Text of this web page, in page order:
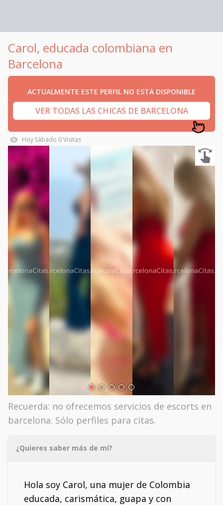
Carol, educada colombiana en
Barcelona
ACTUALMENTE ESTE PERFIL NO ESTÁ DISPONIBLE
VER TODAS LAS CHICAS DE BARCELONA
Hoy Sábado 0Visitas
Recuerda: no ofrecemos servicios de escorts en
barcelona. Sólo perfiles para citas.
¿Quieres saber más de mí?
Hola soy Carol, una mujer de Colombia
educada, carismática, guapa y con